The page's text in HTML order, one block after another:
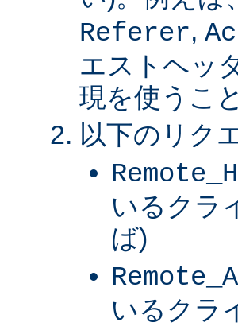
Referer,
エストヘッ
現を使うこ
以下のリク
いるクラ
ば)
いるクラ